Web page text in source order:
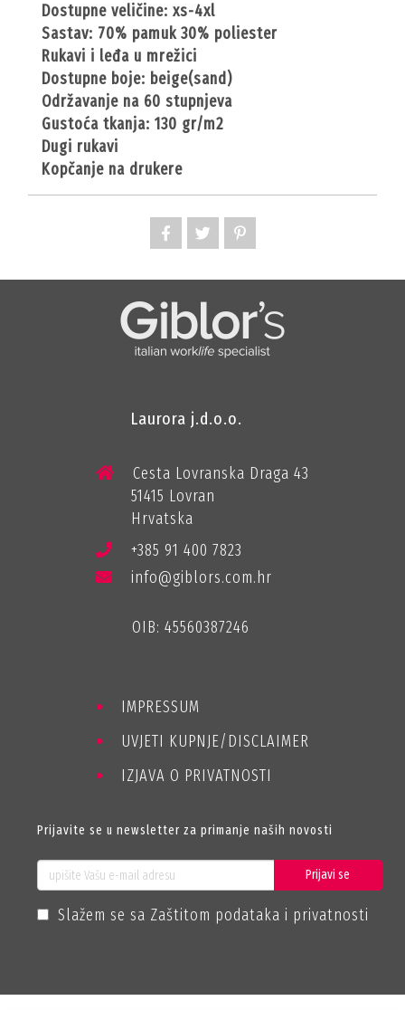
dostupne veličine: xs-4xl
sastav: 70% pamuk 30% poliester
rukavi i leđa u mrežici
dostupne boje: beige(sand)
održavanje na 60 stupnjeva
gustoća tkanja: 130 gr/m2
dugi rukavi
kopčanje na drukere
Laurora j.d.o.o.
Cesta Lovranska Draga 43
51415 Lovran
Hrvatska
+385 91 400 7823
info@giblors.com.hr
OIB: 45560387246
IMPRESSUM
UVJETI KUPNJE/DISCLAIMER
IZJAVA O PRIVATNOSTI
Prijavite se u newsletter za primanje naših novosti
Prijavi se
Slažem se sa Zaštitom podataka i privatnosti